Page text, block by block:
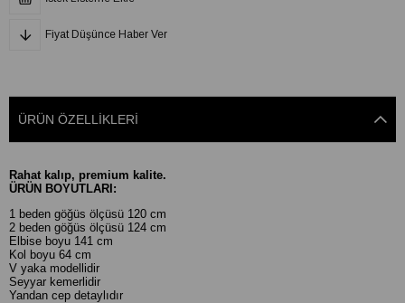
Fiyat Düşünce Haber Ver
ÜRÜN ÖZELLIKLERI
Rahat kalıp, premium kalite.
ÜRÜN BOYUTLARI:
1 beden göğüs ölçüsü 120 cm
2 beden göğüs ölçüsü 124 cm
Elbise boyu 141 cm
Kol boyu 64 cm
V yaka modellidir
Seyyar kemerlidir
Yandan cep detaylıdır